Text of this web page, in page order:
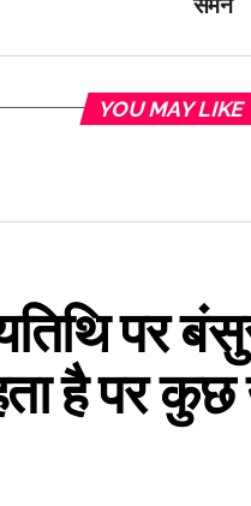
YOU MAY LIKE
पर
है पर कुछ